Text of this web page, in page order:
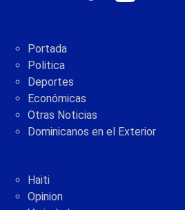
Portada
Politica
Deportes
Económicas
Otras Noticias
Dominicanos en el Exterior
Haiti
Opinion